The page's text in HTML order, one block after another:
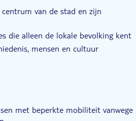
van de stad en zijn
die alleen de lokale bevolking kent
mensen en cultuur
met beperkte mobiliteit vanwege